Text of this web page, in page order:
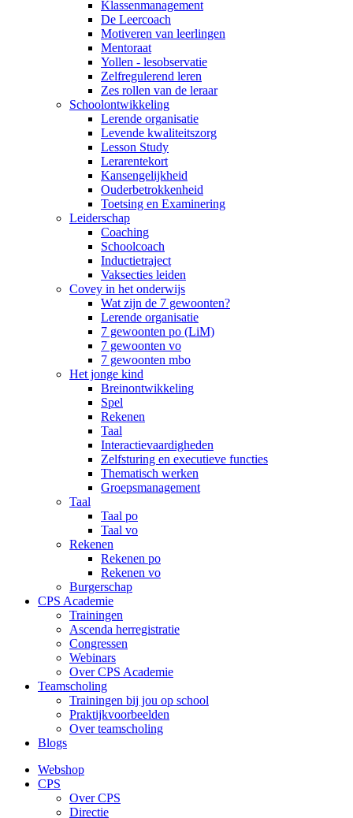
Klassenmanagement
De Leercoach
Motiveren van leerlingen
Mentoraat
Yollen - lesobservatie
Zelfregulerend leren
Zes rollen van de leraar
Schoolontwikkeling
Lerende organisatie
Levende kwaliteitszorg
Lesson Study
Lerarentekort
Kansengelijkheid
Ouderbetrokkenheid
Toetsing en Examinering
Leiderschap
Coaching
Schoolcoach
Inductietraject
Vaksecties leiden
Covey in het onderwijs
Wat zijn de 7 gewoonten?
Lerende organisatie
7 gewoonten po (LiM)
7 gewoonten vo
7 gewoonten mbo
Het jonge kind
Breinontwikkeling
Spel
Rekenen
Taal
Interactievaardigheden
Zelfsturing en executieve functies
Thematisch werken
Groepsmanagement
Taal
Taal po
Taal vo
Rekenen
Rekenen po
Rekenen vo
Burgerschap
CPS Academie
Trainingen
Ascenda herregistratie
Congressen
Webinars
Over CPS Academie
Teamscholing
Trainingen bij jou op school
Praktijkvoorbeelden
Over teamscholing
Blogs
Webshop
CPS
Over CPS
Directie